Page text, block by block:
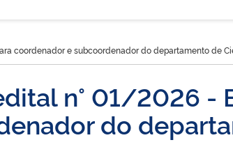
coordenador e subcoordenador do departamento de
n° 01/2026 -
do